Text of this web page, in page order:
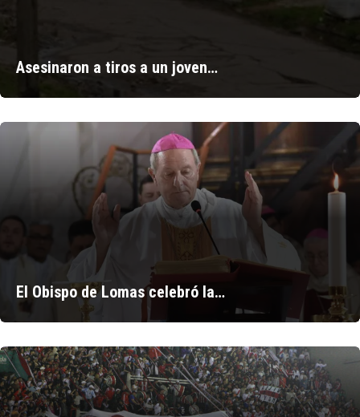
Asesinaron a tiros a un joven…
El Obispo de Lomas celebró la…